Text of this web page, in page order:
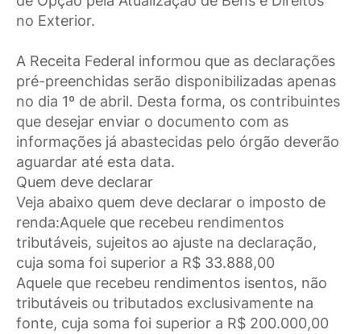
no Exterior.
A Receita Federal informou que as declarações
pré-preenchidas serão disponibilizadas apenas
no dia 1º de abril. Desta forma, os contribuintes
que desejar enviar o documento com as
informações já abastecidas pelo órgão deverão
aguardar até esta data.
Quem deve declarar
Veja abaixo quem deve declarar o imposto de
renda:Aquele que recebeu rendimentos
tributáveis, sujeitos ao ajuste na declaração,
cuja soma foi superior a R$ 33.888,00
Aquele que recebeu rendimentos isentos, não
tributáveis ou tributados exclusivamente na
fonte, cuja soma foi superior a R$ 200.000,00